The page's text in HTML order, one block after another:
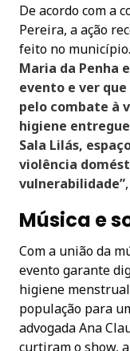
De acordo com a
Pereira, a ação
feito no município.
Maria da Penha
evento e ver
pelo combate à
higiene
Sala Lilás,
violência
vulnerabilidade”
Música e
Com a união da
evento garante
higiene
população para
advogada Ana
curtiram o show,